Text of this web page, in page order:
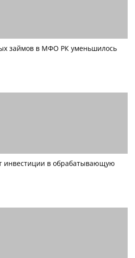
займов в МФО РК уменьшилось
инвестиции в обрабатывающую